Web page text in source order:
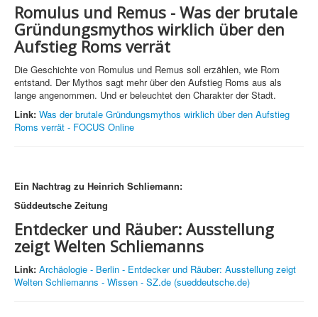
Romulus und Remus - Was der brutale
Gründungsmythos wirklich über den
Aufstieg Roms verrät
Die Geschichte von Romulus und Remus soll erzählen, wie Rom
entstand. Der Mythos sagt mehr über den Aufstieg Roms aus als
lange angenommen. Und er beleuchtet den Charakter der Stadt.
Link: Was der brutale Gründungsmythos wirklich über den Aufstieg
Roms verrät - FOCUS Online
Ein Nachtrag zu Heinrich Schliemann:
Süddeutsche Zeitung
Entdecker und Räuber: Ausstellung
zeigt Welten Schliemanns
Link: Archäologie - Berlin - Entdecker und Räuber: Ausstellung zeigt
Welten Schliemanns - Wissen - SZ.de (sueddeutsche.de)